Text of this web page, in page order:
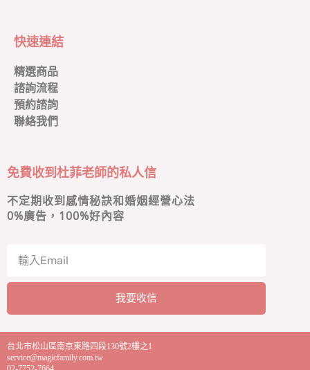
快速連結
精選商品
諮詢流程
預約諮詢
聯絡我們
免費收到杜菲老師的私人信
不定期收到感情秘訣和婚姻經營心法
0%廣告，100%好內容
我要收信
l
t
e
台北市松山區南京東路四段130號2樓之1
service@magicfamily.com.tw